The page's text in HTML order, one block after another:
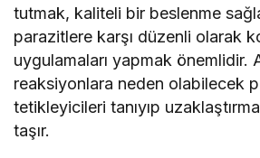
tutmak, kaliteli bir beslenme
parazitlere karşı düzenli olarak
uygulamaları yapmak önemlidir.
reaksiyonlara neden olabilecek
tetikleyicileri tanıyıp
taşır.